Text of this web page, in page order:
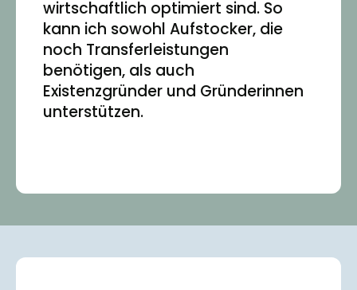
wirtschaftlich optimiert sind. So
kann ich sowohl Aufstocker, die
noch Transferleistungen
benötigen, als auch
Existenzgründer und Gründerinnen
unterstützen.